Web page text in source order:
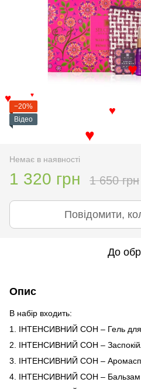
−20%
Відео
Немає в наявності
1 320 грн 1 650 грн
Повідомити,
До
Опис
В набір входить:
1. ІНТЕНСИВНИЙ СОН – Гель для
2. ІНТЕНСИВНИЙ СОН –
3. ІНТЕНСИВНИЙ СОН –
4. ІНТЕНСИВНИЙ СОН – Бальзам
♥
♥